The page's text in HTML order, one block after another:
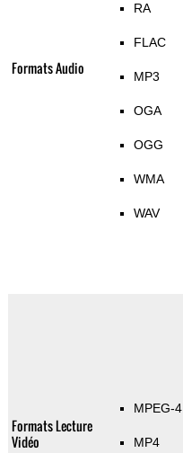
Formats Audio
RA
FLAC
MP3
OGA
OGG
WMA
WAV
Formats Lecture
Vidéo
MPEG-4
MP4